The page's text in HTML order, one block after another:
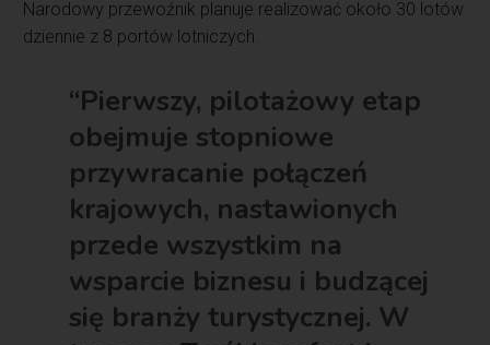
Narodowy przewoźnik planuje realizować około 30 lotów
dziennie z 8 portów lotniczych.
“Pierwszy, pilotażowy etap
obejmuje stopniowe
przywracanie połączeń
krajowych, nastawionych
przede wszystkim na
wsparcie biznesu i budzącej
się branży turystycznej. W